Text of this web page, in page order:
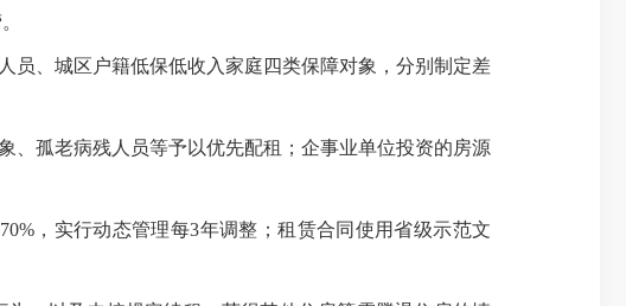
、城区户籍低保低收入家庭四类保障对象，分别制定差
孤老病残人员等予以优先配租；企事业单位投资的房源
，实行动态管理每3年调整；租赁合同使用省级示范文